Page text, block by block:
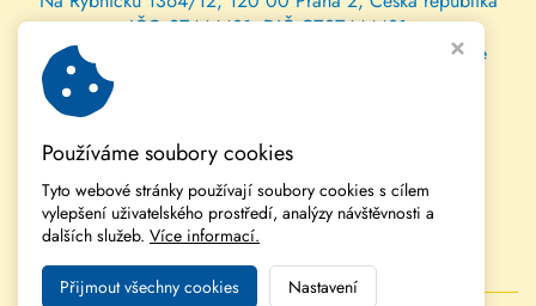
IČO 27444431, DIČ CZ27444431
spis. zn. C 112470 vedená u Městského soudu v Praze
bank. spojení: 202147115/0300 ČSOB
SWIFT: CEKOCZPP
Používáme soubory cookies
Tyto webové stránky používají soubory cookies s cílem
vylepšení uživatelského prostředí, analýzy návštěvnosti a
dalších služeb. Více informací.
Přijmout všechny cookies Nastavení